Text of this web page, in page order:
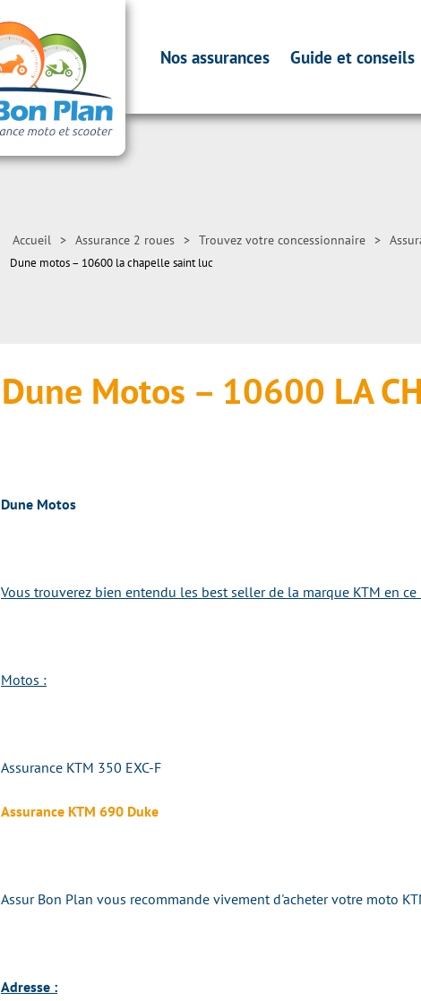
Nos assurances Guide et conseils
Accueil > Assurance 2 roues > Trouvez votre concessionnaire >
Dune motos – 10600 la chapelle saint luc
Dune Motos – 10600 LA
Dune Motos
Vous trouverez bien entendu les best seller de la marque KTM en
Motos :
Assurance KTM 350 EXC-F
Assurance KTM 690 Duke
Assur Bon Plan vous recommande vivement d'acheter votre moto
Adresse :